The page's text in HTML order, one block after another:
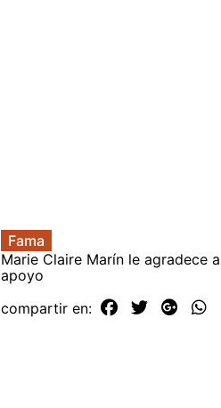
Fama
Marie Claire Marín le agradece
apoyo
compartir en: